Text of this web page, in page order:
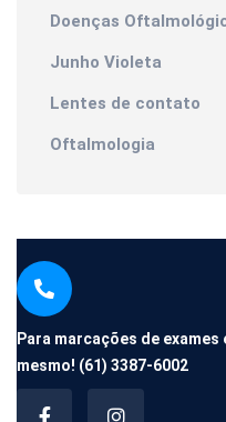
Doenças
Junho Violeta
Lentes de contato
Oftalmologia
Para marcações de
mesmo! (61) 3387-6002